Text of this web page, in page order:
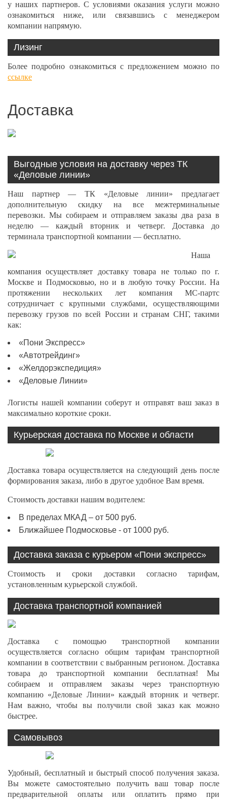
у наших партнеров. С условиями оказания услуги можно
ознакомиться ниже, или связавшись с менеджером
компании напрямую.
Лизинг
Более подробно ознакомиться с предложением можно по
ссылке
Доставка
Выгодные условия на доставку через ТК
«Деловые линии»
Наш партнер — ТК «Деловые линии» предлагает
дополнительную скидку на все межтерминальные
перевозки. Мы собираем и отправляем заказы два раза в
неделю — каждый вторник и четверг. Доставка до
терминала транспортной компании — бесплатно.
Наша
компания осуществляет доставку товара не только по г.
Москве и Подмосковью, но и в любую точку России. На
протяжении нескольких лет компания МС-партс
сотрудничает с крупными службами, осуществляющими
перевозку грузов по всей России и странам СНГ, такими
как:
«Пони Экспресс»
«Автотрейдинг»
«Желдорэкспедиция»
«Деловые Линии»
Логисты нашей компании соберут и отправят ваш заказ в
максимально короткие сроки.
Курьерская доставка по Москве и области
Доставка товара осуществляется на следующий день после
формирования заказа, либо в другое удобное Вам время.
Стоимость доставки нашим водителем:
В пределах МКАД – от 500 руб.
Ближайшее Подмосковье - от 1000 руб.
Доставка заказа с курьером «Пони экспресс»
Стоимость и сроки доставки согласно тарифам,
установленным курьерской службой.
Доставка транспортной компанией
Доставка с помощью транспортной компании
осуществляется согласно общим тарифам транспортной
компании в соответствии с выбранным регионом. Доставка
товара до транспортной компании бесплатная! Мы
собираем и отправляем заказы через транспортную
компанию «Деловые Линии» каждый вторник и четверг.
Нам важно, чтобы вы получили свой заказ как можно
быстрее.
Самовывоз
Удобный, бесплатный и быстрый способ получения заказа.
Вы можете самостоятельно получить ваш товар после
предварительной оплаты или оплатить прямо при